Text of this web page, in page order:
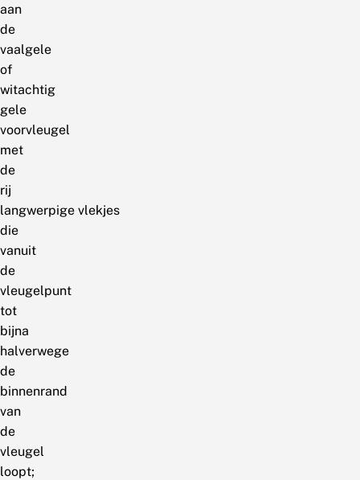
aan
de
vaalgele
of
witachtig
gele
voorvleugel
met
de
rij
langwerpige vlekjes
die
vanuit
de
vleugelpunt
tot
bijna
halverwege
de
binnenrand
van
de
vleugel
loopt;